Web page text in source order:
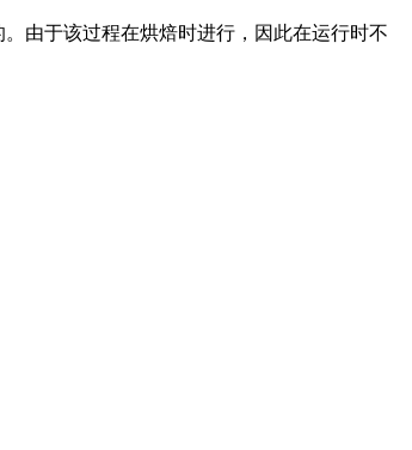
由于该过程在烘焙时进行，因此在运行时不